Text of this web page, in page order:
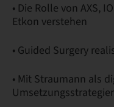
• Die Rolle von AXS,
Etkon verstehen
• Guided Surgery
• Mit Straumann als